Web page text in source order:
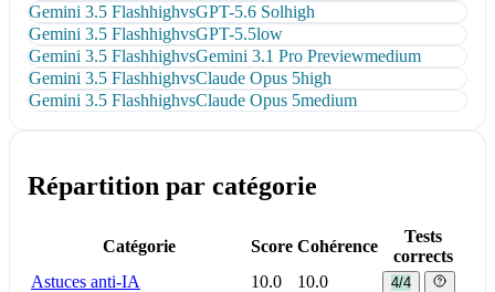
Gemini 3.5 FlashhighvsGPT-5.6 Solhigh
Gemini 3.5 FlashhighvsGPT-5.5low
Gemini 3.5 FlashhighvsGemini 3.1 Pro Previewmedium
Gemini 3.5 FlashhighvsClaude Opus 5high
Gemini 3.5 FlashhighvsClaude Opus 5medium
Répartition par catégorie
Catégorie Score Cohérence
Tests
corrects
Astuces anti-IA
10.0 10.0 4/4